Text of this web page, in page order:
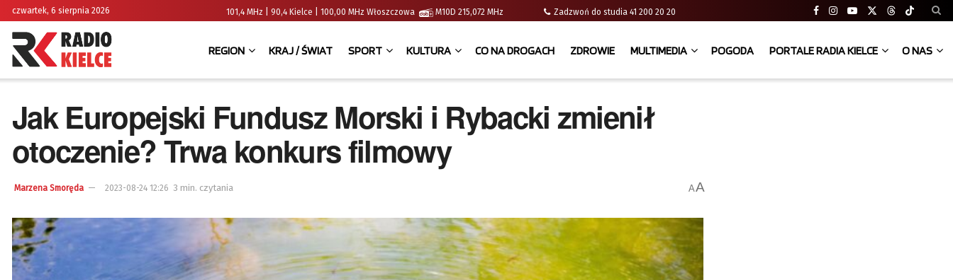
czwartek, 6 sierpnia 2026 101,4 MHz | 90,4 Kielce | 100,00 MHz Włoszczowa M10D 215,072 MHz Zadzwoń do studia 41 200 20 20
REGION KRAJ / ŚWIAT SPORT KULTURA CO NA DROGACH ZDROWIE MULTIMEDIA POGODA PORTALE RADIA KIELCE O NAS
Jak Europejski Fundusz Morski i Rybacki zmienił
otoczenie? Trwa konkurs filmowy
Marzena Smoręda 2023-08-24 12:26 3 min. czytania AA